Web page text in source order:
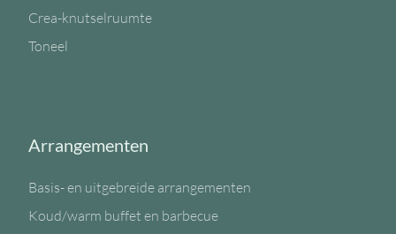
Crea-knutselruumte
Toneel
Arrangementen
Basis- en uitgebreide arrangementen
Koud/warm buffet en barbecue